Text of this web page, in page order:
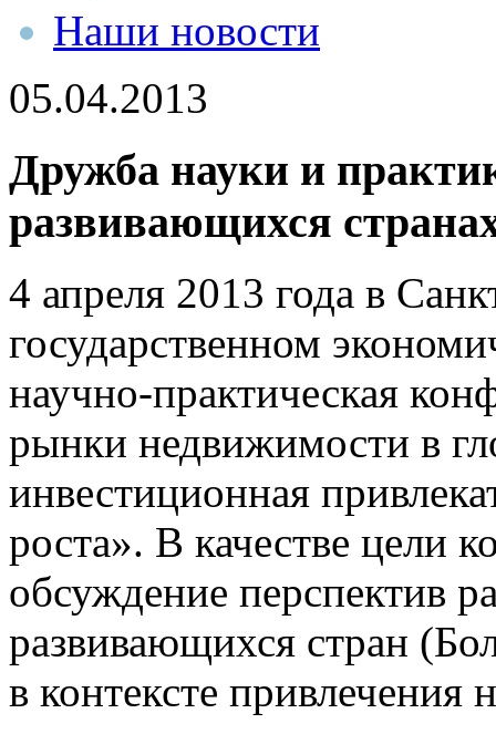
Наши новости
05.04.2013
Дружба науки и
развивающихся
4 апреля 2013 года в
государственном
научно-практическая
рынки недвижимости в
инвестиционная
роста». В качестве цели
обсуждение перспектив
развивающихся стран
в контексте привлечения